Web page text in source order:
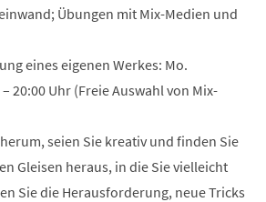
Übungen mit Mix-Medien und
eines eigenen Werkes: Mo.
20:00 Uhr (Freie Auswahl von Mix-
seien Sie kreativ und finden Sie
Gleisen heraus, in die Sie vielleicht
Sie die Herausforderung, neue Tricks